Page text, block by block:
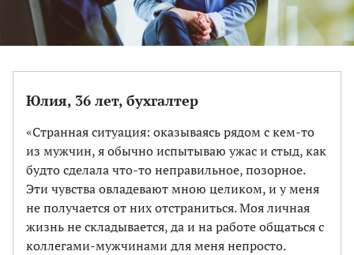
Юлия, 36 лет, бухгалтер
«Странная ситуация: оказываясь рядом с кем-то
из мужчин, я обычно испытываю ужас и стыд, как
будто сделала что-то неправильное, позорное.
Эти чувства овладевают мною целиком, и у меня
не получается от них отстраниться. Моя личная
жизнь не складывается, да и на работе общаться с
коллегами-мужчинами для меня непросто.